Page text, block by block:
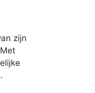
zijn